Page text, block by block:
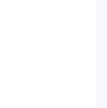
цієї моделі становить
сплавів при
розряду.
тонким
величина